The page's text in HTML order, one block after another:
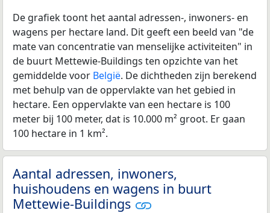
De grafiek toont het aantal adressen-, inwoners- en
wagens per hectare land. Dit geeft een beeld van "de
mate van concentratie van menselijke activiteiten" in
de buurt Mettewie-Buildings ten opzichte van het
gemiddelde voor België. De dichtheden zijn berekend
met behulp van de oppervlakte van het gebied in
hectare. Een oppervlakte van een hectare is 100
meter bij 100 meter, dat is 10.000 m² groot. Er gaan
100 hectare in 1 km².
Aantal adressen, inwoners,
huishoudens en wagens in buurt
Mettewie-Buildings